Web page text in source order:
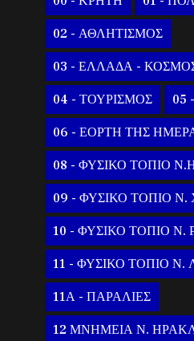
02 - ΑΘΛΗΤΙΣΜΟΣ
03 - ΕΛΛΑΔΑ -
04 - ΤΟΥΡΙΣΜΟΣ 05
06 - ΕΟΡΤΗ ΤΗΣ
08 - ΦΥΣΙΚΟ ΤΟΠΙΟ
09 - ΦΥΣΙΚΟ ΤΟΠΙΟ Ν.
10 - ΦΥΣΙΚΟ ΤΟΠΙΟ
11 - ΦΥΣΙΚΟ ΤΟΠΙΟ Ν.
11Α - ΠΑΡΑΛΙΕΣ
12 ΜΝΗΜΕΙΑ Ν.